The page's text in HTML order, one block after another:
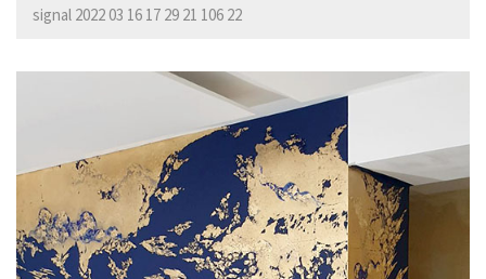
signal 2022 03 16 17 29 21 106 22